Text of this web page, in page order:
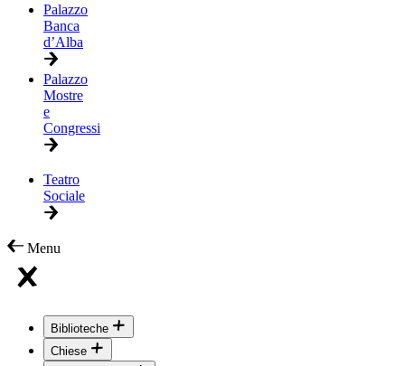
Palazzo
Banca
d’Alba
Palazzo
Mostre
e
Congressi
Teatro
Sociale
Menu
Biblioteche
Chiese